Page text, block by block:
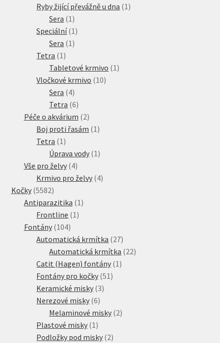
produkt
Ryby žijící převážně u dna 1 1
Sera 1 1
produkt
Speciální 1 1
Sera 1 1
Tetra 1 1
produkt
Tabletové krmivo 1 1
Vločkové krmivo 1010
Sera 44
produkty
Tetra 66
produktů
Péče o akvárium 22
produkty
Boj proti řasám 1 1
Tetra 1 1
produkt
Úprava vody 1 1
Vše pro želvy 44
produkty
Krmivo pro želvy 44
Kočky 55825582
produktů
Antiparazitika 1 1
Frontline 1 1
Fontány 104104
produktů
Automatická krmítka 2727
produktů
Automatická krmítka 2222
Catit (Hagen) fontány 1 1
Fontány pro kočky 51 51
Keramické misky 33
Nerezové misky 66
produktů
Melaminové misky 22
Plastové misky 1 1
produkt
Podložky pod misky 22